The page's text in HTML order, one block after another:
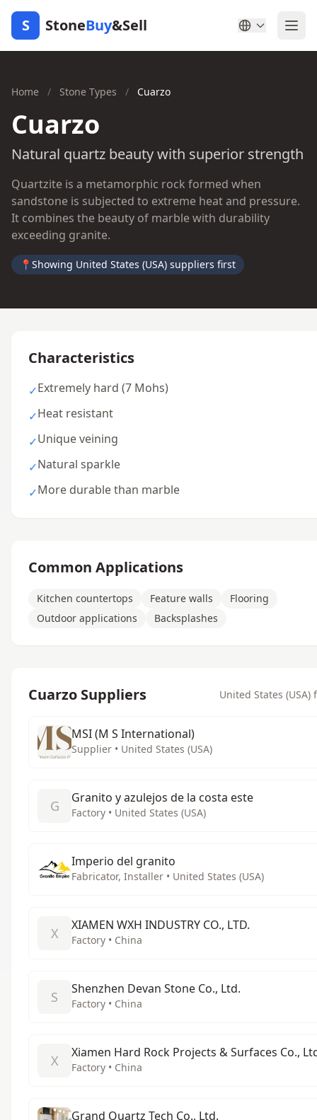
S StoneBuy&Sell
Home / Stone Types / Cuarzo
Cuarzo
Natural quartz beauty with superior strength
Quartzite is a metamorphic rock formed when
sandstone is subjected to extreme heat and pressure.
It combines the beauty of marble with durability
exceeding granite.
📍 Showing United States (USA) suppliers first
Characteristics
✓Extremely hard (7 Mohs)
✓Heat resistant
✓Unique veining
✓Natural sparkle
✓More durable than marble
Common Applications
Kitchen countertops Feature walls
Flooring
Outdoor applications
Backsplashes
Cuarzo Suppliers United States (USA)
MSI (M S International)
Supplier • United States (USA)
G Granito y azulejos de la costa este
Factory • United States (USA)
Imperio del granito
Fabricator, Installer • United States (USA)
X XIAMEN WXH INDUSTRY CO., LTD.
Factory • China
S Shenzhen Devan Stone Co., Ltd.
Factory • China
X Xiamen Hard Rock Projects & Surfaces Co.,
Factory • China
Grand Quartz Tech Co., Ltd.